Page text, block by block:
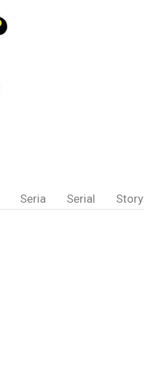
Seria Serial Story